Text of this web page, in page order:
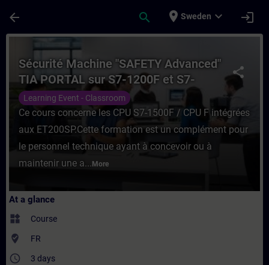
arrow_back search place Sweden expand_more login
Course - Sécurité Machine "SAFETY
share
Sécurité Machine "SAFETY Advanced"
TIA PORTAL sur S7-1200F et S7-
1500F
Learning Event - Classroom
Ce cours concerne les CPU S7-1500F / CPU F intégrées
aux ET200SP.Cette formation est un complément pour
le personnel technique ayant à concevoir ou à
maintenir une a... More
At a glance
widgets Course
where_to_vote FR
access_time 3 days